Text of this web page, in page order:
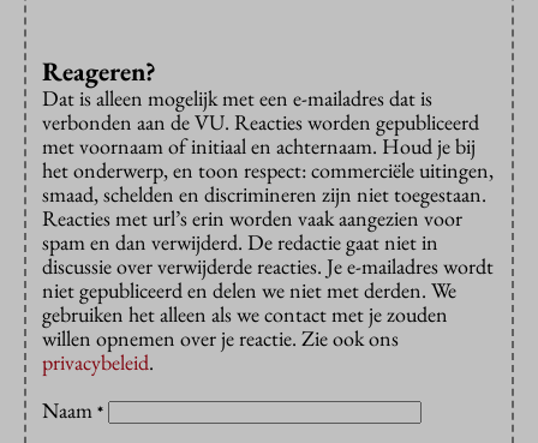
Reageren?
Dat is alleen mogelijk met een e-mailadres dat is
verbonden aan de VU. Reacties worden gepubliceerd
met voornaam of initiaal en achternaam. Houd je bij
het onderwerp, en toon respect: commerciële uitingen,
smaad, schelden en discrimineren zijn niet toegestaan.
Reacties met url’s erin worden vaak aangezien voor
spam en dan verwijderd. De redactie gaat niet in
discussie over verwijderde reacties. Je e-mailadres wordt
niet gepubliceerd en delen we niet met derden. We
gebruiken het alleen als we contact met je zouden
willen opnemen over je reactie. Zie ook ons
privacybeleid.
Naam *